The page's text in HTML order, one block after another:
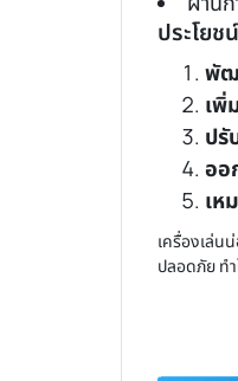
ประโยช
พัฒ
เพิ่
ปรั
ออ
เห
เครื่องเล่น
ปลอดภัย ท